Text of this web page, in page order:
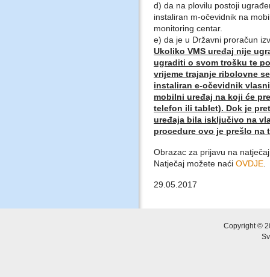
d) da na plovilu postoji
instaliran m-očevidnik na
monitoring centar.
e) da je u Državni proračun
Ukoliko VMS uređaj nije
ugraditi o svom trošku te
vrijeme trajanje ribolovne
instaliran e-očevidnik
mobilni uređaj na koji će
telefon ili tablet). Dok je
uređaja bila isključivo na
procedure ovo je prešlo na
Obrazac za prijavu na
Natječaj možete naći OVDJE
29.05.2017
Copyright ©